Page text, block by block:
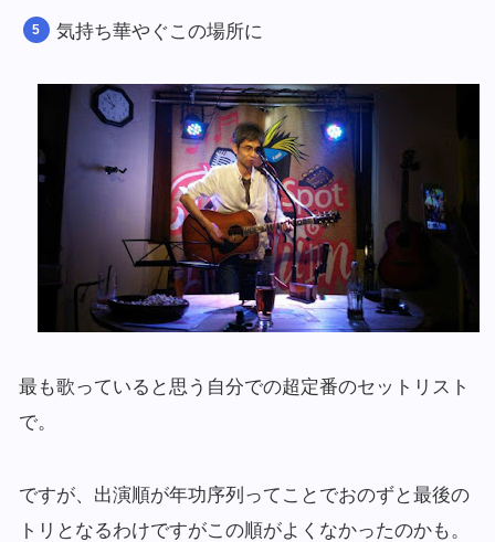
気持ち華やぐこの場所に
最も歌っていると思う自分での超定番のセットリスト
で。
ですが、出演順が年功序列ってことでおのずと最後の
トリとなるわけですがこの順がよくなかったのかも。